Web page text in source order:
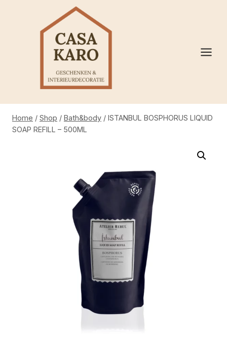
Home / Shop / Bath&body / ISTANBUL BOSPHORUS LIQUID
SOAP REFILL – 500ML